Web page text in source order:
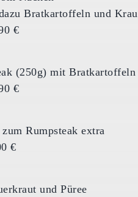
Bratkartoffeln und
€
(250g) mit Bratkartoffeln
€
Rumpsteak extra
€
und Püree